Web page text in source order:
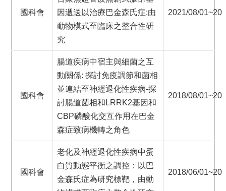
國科會
因遞送以治療巴金森氏症:由
動物模式至臨床之整合性研
究
2021/08/
國科會
腸道疾病中宿主與細菌之互
動關係: 探討免疫調節和菌相
並連結至神經退化性疾病-探
討腸道菌相和LRRK2基因和
CBP磷酸化交互作用在巴金
森症致病機轉之角色
2018/08/
國科會
老化及神經退化性疾病中蛋
白質動態平衡之調控：以巴
金森氏症為研究標靶，由動
2018/06/